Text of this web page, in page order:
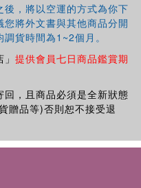
，將以空運的方式為你下
將外文書與其他商品分開
貨時間為1~2個月。
提供會員七日商品鑑賞期
，且商品必須是全新狀態
贈品等)否則恕不接受退